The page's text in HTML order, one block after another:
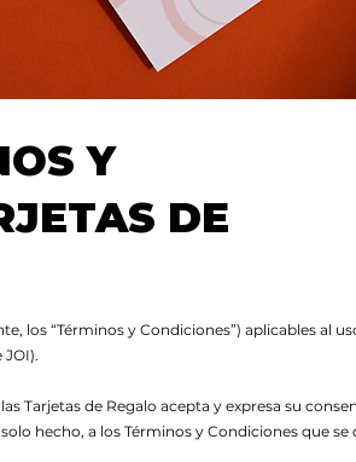
Y
DE
los “Términos y Condiciones”) aplicables al
JOI).
Tarjetas de Regalo acepta y expresa su
hecho, a los Términos y Condiciones que